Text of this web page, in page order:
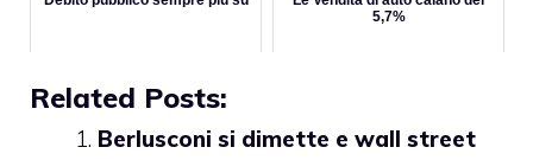
5,7%
Related Posts:
Berlusconi si dimette e wall street